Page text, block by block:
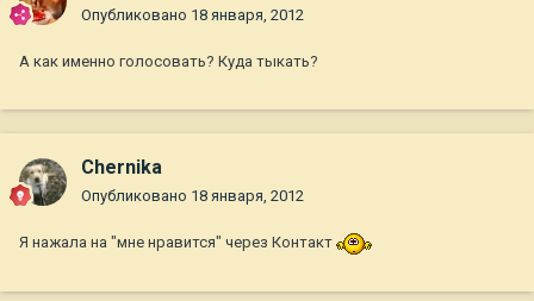
Опубликовано 18 января, 2012
А как именно голосовать? Куда тыкать?
Chernika
Опубликовано 18 января, 2012
Я нажала на "мне нравится" через Контакт